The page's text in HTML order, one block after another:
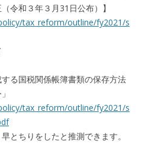
令和３年３月31日公布）】
tax_reform/outline/fy2021/s
する国税関係帳簿書類の保存方法
tax_reform/outline/fy2021/s
とちりをしたと推測できます。